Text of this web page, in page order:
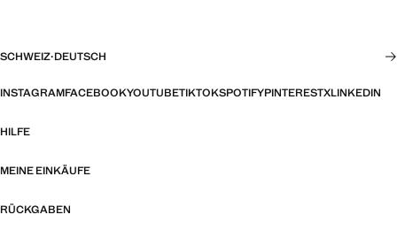
SCHWEIZ·DEUTSCH
INSTAGRAMFACEBOOKYOUTUBETIKTOKSPOTIFYPINTERESTXLINKEDIN
HILFE
MEINE EINKÄUFE
RÜCKGABEN